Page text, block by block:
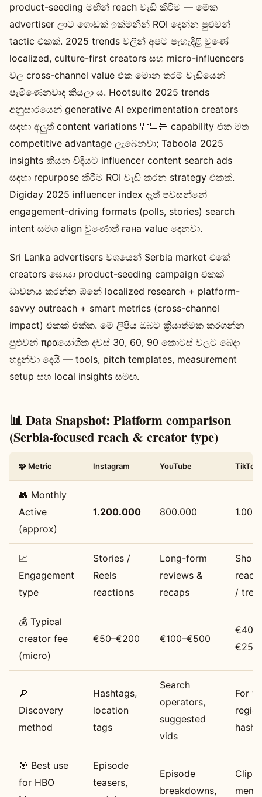
product-seeding මඟින් reach වැඩි කිරීම — මේක
advertiser ලාට ගොඩක් ඉක්මනින් ROI දෙන්න පුළුවන්
tactic එකක්. 2025 trends වලින් අපට පැහැදිළි වුණේ
localized, culture-first creators සහ micro-influencers
වල cross-channel value එක මොන තරම් වැඩියෙන්
පැමිණෙනවාද කියලා ය. Hootsuite 2025 trends
අනුසාරයෙන් generative AI experimentation creators
සඳහා අලුත් content variations 만드는 capability එක මත
competitive advantage ලැබෙනවා; Taboola 2025
insights කියන විදියට influencer content search ads
සඳහා repurpose කිරීම ROI වැඩි කරන strategy එකක්.
Digiday 2025 influencer index දෑත් පවසන්නේ
engagement-driving formats (polls, stories) search
intent සමග align වුණොත් ғана value දෙනවා.
Sri Lanka advertisers වශයෙන් Serbia market එකේ
creators සොයා product-seeding campaign එකක්
ධාවනය කරන්න ඕනේ localized research + platform-
savvy outreach + smart metrics (cross-channel
impact) එකක් එක්ක. මේ ලිපිය ඔබට ක්‍රියාත්මක කරගන්න
පුළුවන් πραයෝගික දවස් 30, 60, 90 කොටස් වලට බෙදා
හඳුන්වා දෙයි — tools, pitch templates, measurement
setup සහ local insights සමඟ.
📊 Data Snapshot: Platform comparison
(Serbia-focused reach & creator type)
🧩 Metric Instagram YouTube TikTok
👥 Monthly
Active
(approx)
1.200.000 800.000
📈
Engagement
type
Stories /
Reels
reactions
Long-form
reviews &
recaps
Short
/
💰 Typical
creator fee
(micro)
€50–€200 €100–€500
€40–
€250
🔎
Discovery
method
Hashtags,
location
tags
Search
operators,
suggested
vids
For
🎯 Best use
for HBO
Episode
teasers,
Episode
breakdowns,
Clips,
meme